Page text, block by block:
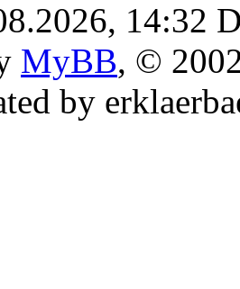
14:32
MyBB, ©
by